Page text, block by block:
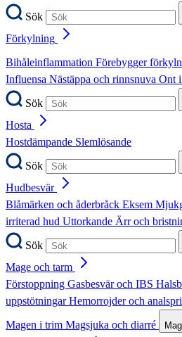
Sök
Förkylning
Bihåleinflammation Förebygger
Influensa Nästäppa och rinnsnuva Ont
Sök
Hosta
Hostdämpande Slemlösande
Sök
Hudbesvär
Blåmärken och åderbråck Eksem
irriterad hud Uttorkande Ärr och
Sök
Mage och tarm
Förstoppning Gasbesvär och IBS
uppstötningarHemorrojder och
Magen i trim Magsjuka och diarré